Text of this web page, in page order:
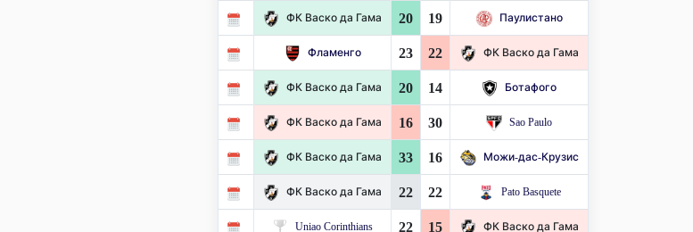
ФК Васко да Гама 20 19 Паулистано
Фламенго 23 22 ФК Васко да Гама
ФК Васко да Гама 20 14 Ботафого
ФК Васко да Гама 16 30 Sao Paulo
ФК Васко да Гама 33 16 Можи-дас-Крузис
ФК Васко да Гама 22 22 Pato Basquete
Uniao Corinthians 22 15 ФК Васко да Гама